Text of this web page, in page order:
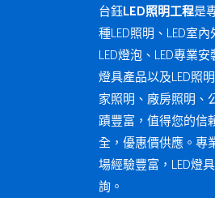
台鈺LED照明工程是
種LED照明、LED室
LED燈泡、LED專業
燈具產品以及LED照
家照明、廠房照明、
蹟豐富，值得您的信
全，優惠價供應。專
場經驗豐富，LED燈
詢。